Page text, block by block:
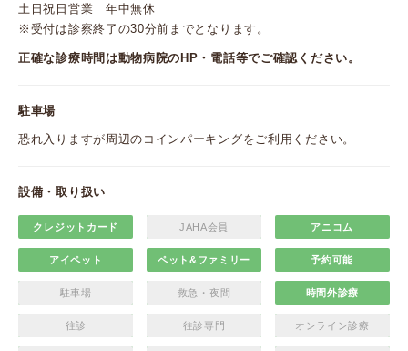
土日祝日営業 年中無休
※受付は診察終了の30分前までとなります。
正確な診療時間は動物病院のHP・電話等でご確認ください。
駐車場
恐れ入りますが周辺のコインパーキングをご利用ください。
設備・取り扱い
クレジットカード JAHA会員 アニコム
アイペット ペット&ファミリー 予約可能
駐車場 救急・夜間 時間外診療
往診 往診専門 オンライン診療